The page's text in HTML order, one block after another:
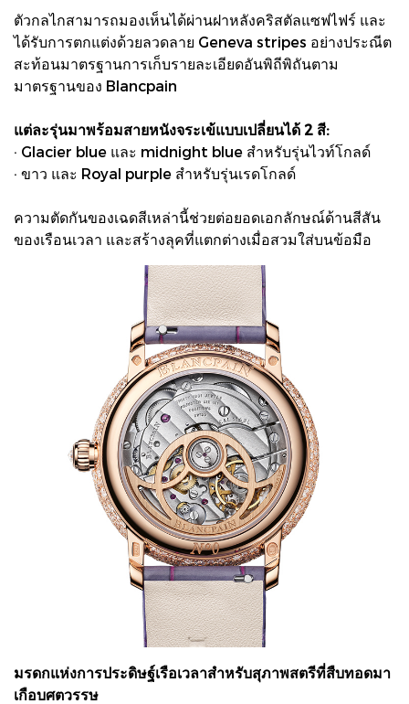
ตัวกลไกสามารถมองเห็นได้ผ่านฝาหลังคริสตัลแซฟไฟร์ และ
ได้รับการตกแต่งด้วยลวดลาย Geneva stripes อย่างประณีต
สะท้อนมาตรฐานการเก็บรายละเอียดอันพิถีพิถันตาม
มาตรฐานของ Blancpain
แต่ละรุ่นมาพร้อมสายหนังจระเข้แบบเปลี่ยนได้ 2 สี:
· Glacier blue และ midnight blue สำหรับรุ่นไวท์โกลด์
· ขาว และ Royal purple สำหรับรุ่นเรดโกลด์
ความตัดกันของเฉดสีเหล่านี้ช่วยต่อยอดเอกลักษณ์ด้านสีสัน
ของเรือนเวลา และสร้างลุคที่แตกต่างเมื่อสวมใส่บนข้อมือ
มรดกแห่งการประดิษฐ์เรือเวลาสำหรับสุภาพสตรีที่สืบทอดมา
เกือบศตวรรษ